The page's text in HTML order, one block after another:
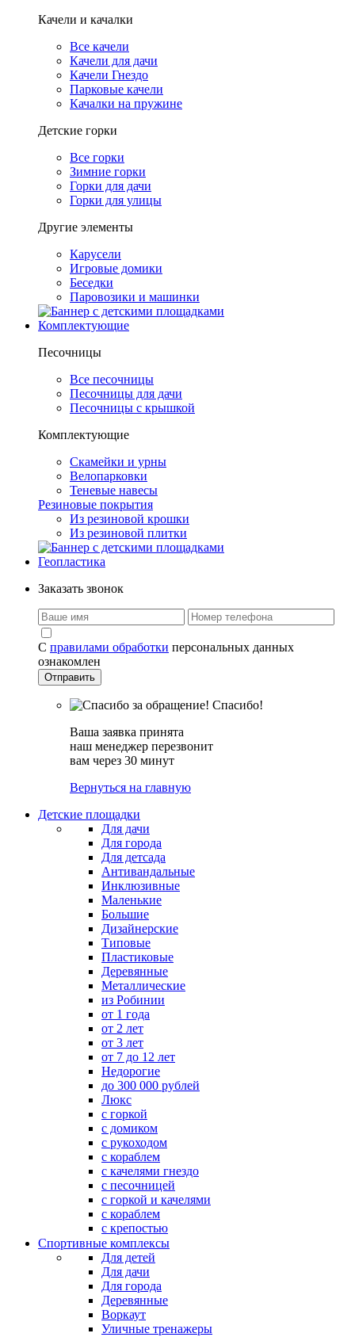
Качели и качалки
Все качели
Качели для дачи
Качели Гнездо
Парковые качели
Качалки на пружине
Детские горки
Все горки
Зимние горки
Горки для дачи
Горки для улицы
Другие элементы
Карусели
Игровые домики
Беседки
Паровозики и машинки
Комплектующие
Песочницы
Все песочницы
Песочницы для дачи
Песочницы с крышкой
Комплектующие
Скамейки и урны
Велопарковки
Теневые навесы
Резиновые покрытия
Из резиновой крошки
Из резиновой плитки
Геопластика
Заказать звонок
С правилами обработки персональных данных
ознакомлен
Спасибо!
Ваша заявка принята
наш менеджер перезвонит
вам через 30 минут
Вернуться на главную
Детские площадки
Для дачи
Для города
Для детсада
Антивандальные
Инклюзивные
Маленькие
Большие
Дизайнерские
Типовые
Пластиковые
Деревянные
Металлические
из Робинии
от 1 года
от 2 лет
от 3 лет
от 7 до 12 лет
Недорогие
до 300 000 рублей
Люкс
с горкой
с домиком
с рукоходом
с кораблем
с качелями гнездо
с песочницей
с горкой и качелями
с кораблем
с крепостью
Спортивные комплексы
Для детей
Для дачи
Для города
Деревянные
Воркаут
Уличные тренажеры